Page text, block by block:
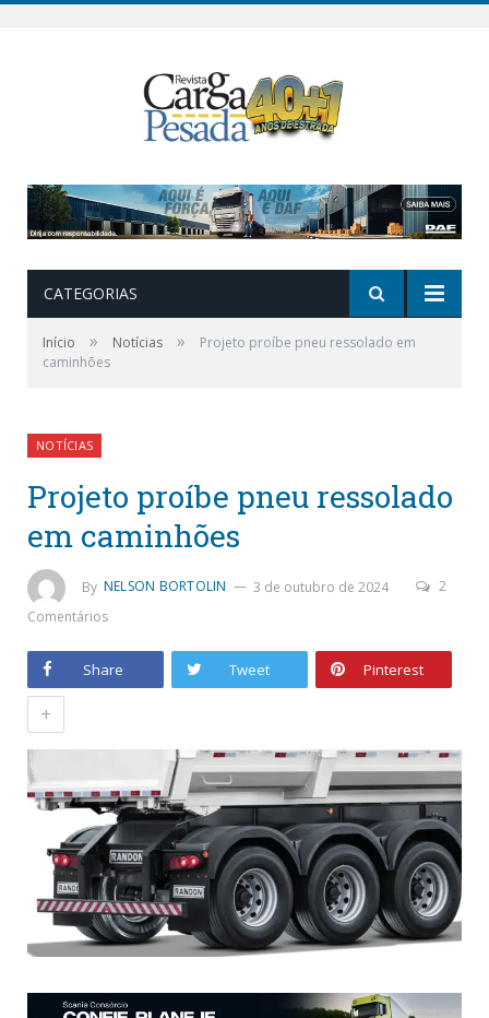
CATEGORIAS
Início » Notícias »
Projeto proíbe pneu ressolado em
caminhões
NOTÍCIAS
Projeto proíbe pneu ressolado
em caminhões
By NELSON BORTOLIN 3 de outubro de 2024
2
Comentários
Share Tweet Pinterest
+